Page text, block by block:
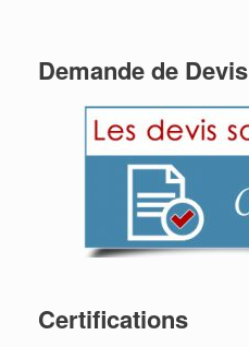
Demande de Devis
Certifications